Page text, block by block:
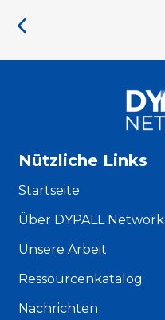
Nützliche Links
Startseite
Über DYPALL Network
Unsere Arbeit
Ressourcenkatalog
Nachrichten